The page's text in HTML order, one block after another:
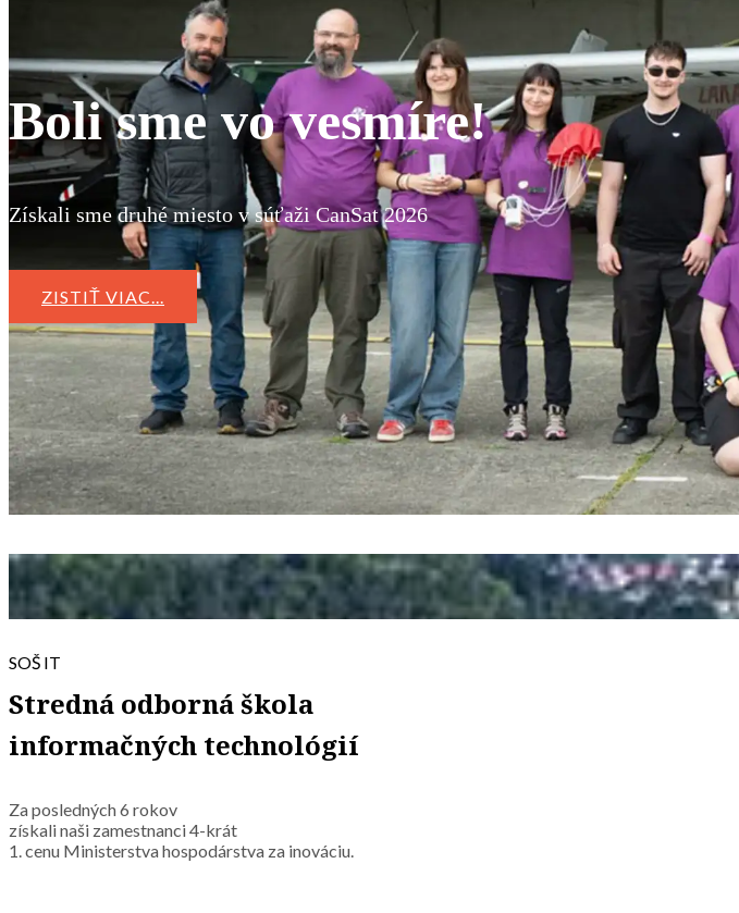
Boli sme vo vesmíre!
Získali sme druhé miesto v súťaži CanSat 2026
ZISTIŤ VIAC...
SOŠ IT
Stredná odborná škola
informačných technológií
Za posledných 6 rokov
získali naši zamestnanci 4-krát
1. cenu Ministerstva hospodárstva za inováciu.